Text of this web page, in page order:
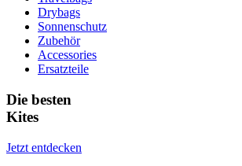
Drybags
Sonnenschutz
Zubehör
Accessories
Ersatzteile
Die besten
Kites
Jetzt entdecken